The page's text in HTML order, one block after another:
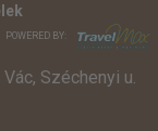
POWERED BY:
Széchenyi u.